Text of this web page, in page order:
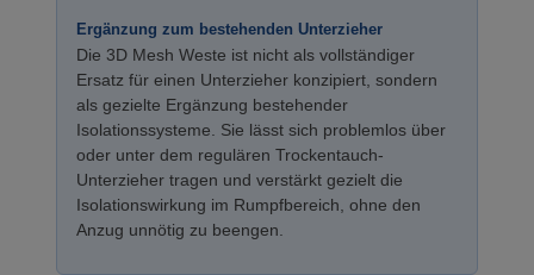
Ergänzung zum bestehenden Unterzieher
Die 3D Mesh Weste ist nicht als vollständiger
Ersatz für einen Unterzieher konzipiert, sondern
als gezielte Ergänzung bestehender
Isolationssysteme. Sie lässt sich problemlos über
oder unter dem regulären Trockentauch-
Unterzieher tragen und verstärkt gezielt die
Isolationswirkung im Rumpfbereich, ohne den
Anzug unnötig zu beengen.